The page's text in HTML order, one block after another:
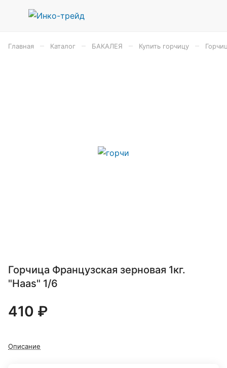
Главная Каталог БАКАЛЕЯ Купить горчицу
Горчица Французская зерновая 1кг.
"Haas" 1/6
410 ₽
Описание